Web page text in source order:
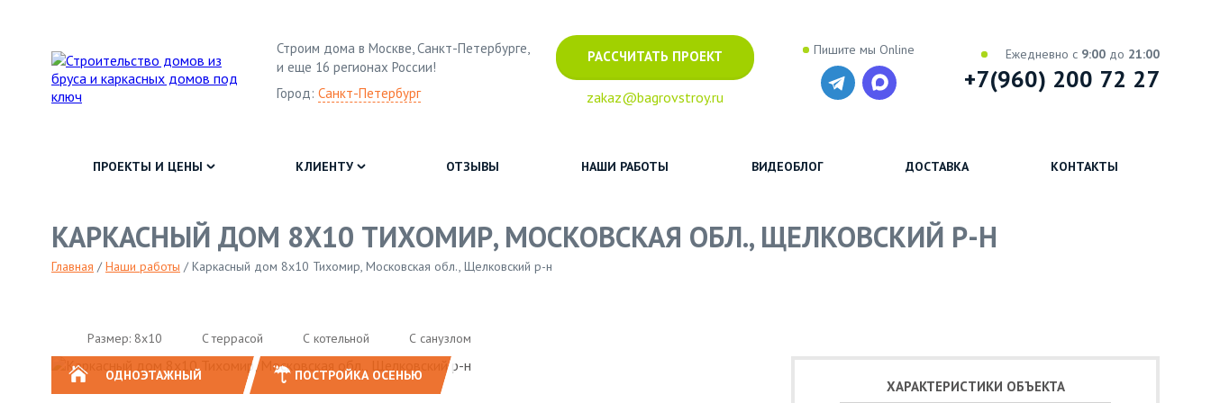
Строим дома в Москве, Санкт-Петербурге,
и еще 16 регионах России!
Город: Санкт-Петербург
РАССЧИТАТЬ ПРОЕКТ
zakaz@bagrovstroy.ru
Пишите мы Online Ежедневно с 9:00 до 21:00
+7(960) 200 72 27
ПРОЕКТЫ И ЦЕНЫ КЛИЕНТУ ОТЗЫВЫ НАШИ РАБОТЫ ВИДЕОБЛОГ ДОСТАВКА КОНТАКТЫ
КАРКАСНЫЙ ДОМ 8Х10 ТИХОМИР, МОСКОВСКАЯ ОБЛ., ЩЕЛКОВСКИЙ Р-Н
Главная /Наши работы /Каркасный дом 8х10 Тихомир, Московская обл., Щелковский р-н
ОДНОЭТАЖНЫЙ ПОСТРОЙКА ОСЕНЬЮ
Размер: 8х10 C террасой С котельной С санузлом
ХАРАКТЕРИСТИКИ ОБЪЕКТА